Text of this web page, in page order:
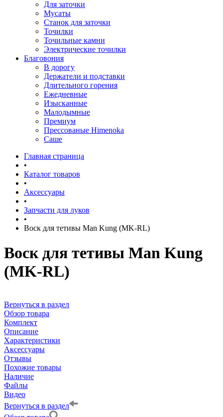
Для заточки
Мусаты
Станок для заточки
Точилки
Точильные камни
Электрические точилки
Благовония
В дорогу
Держатели и подставки
Длительного горения
Ежедневные
Изысканные
Малодымные
Премиум
Прессованые Himenoka
Саше
Главная страница
•
Каталог товаров
•
Аксессуары
•
Запчасти для луков
•
Воск для тетивы Man Kung (MK-RL)
Воск для тетивы Man Kung
(MK-RL)
Вернуться в раздел
Обзор товара
Комплект
Описание
Характеристики
Аксессуары
Отзывы
Похожие товары
Наличие
Файлы
Видео
Вернуться в раздел